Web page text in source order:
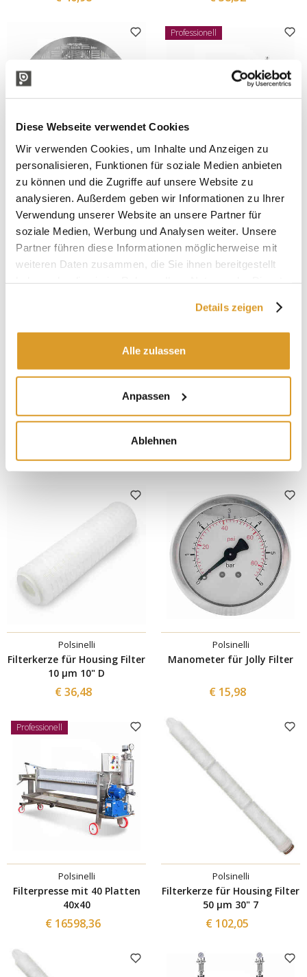
Diese Webseite verwendet Cookies
Wir verwenden Cookies, um Inhalte und Anzeigen zu
personalisieren, Funktionen für soziale Medien anbieten
zu können und die Zugriffe auf unsere Website zu
analysieren. Außerdem geben wir Informationen zu Ihrer
Verwendung unserer Website an unsere Partner für
soziale Medien, Werbung und Analysen weiter. Unsere
Partner führen diese Informationen möglicherweise mit
weiteren Daten zusammen, die Sie ihnen bereitgestellt
Details zeigen
Alle zulassen
Anpassen
Ablehnen
Polsinelli
Geschlitzten Edelstahlfilter
Ø629 - h70
€ 86,07
Professionell
Polsinelli
EUR 40-Filter
€ 4139,34
Polsinelli
Edelstahlgitter Ø 494 für 120
und 200 liter Destillator
€ 45,08
Polsinelli
Edelstahlgitter Ø 394 für 120
€ 40,16
Polsinelli
Filterkerze für Housing Filter
10 µm 10" D
€ 36,48
Polsinelli
Manometer für Jolly Filter
€ 15,98
Professionell
Polsinelli
Filterpresse mit 40 Platten
40x40
€ 16598,36
Polsinelli
Filterkerze für Housing Filter
50 µm 30" 7
€ 102,05